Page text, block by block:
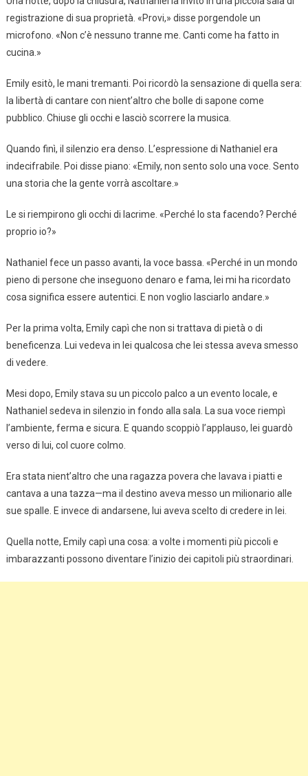
registrazione di sua proprietà. «Provi,» disse porgendole un
microfono. «Non c’è nessuno tranne me. Canti come ha fatto in
cucina.»
Emily esitò, le mani tremanti. Poi ricordò la sensazione di quella sera:
la libertà di cantare con nient’altro che bolle di sapone come
pubblico. Chiuse gli occhi e lasciò scorrere la musica.
Quando finì, il silenzio era denso. L’espressione di Nathaniel era
indecifrabile. Poi disse piano: «Emily, non sento solo una voce. Sento
una storia che la gente vorrà ascoltare.»
Le si riempirono gli occhi di lacrime. «Perché lo sta facendo? Perché
proprio io?»
Nathaniel fece un passo avanti, la voce bassa. «Perché in un mondo
pieno di persone che inseguono denaro e fama, lei mi ha ricordato
cosa significa essere autentici. E non voglio lasciarlo andare.»
Per la prima volta, Emily capì che non si trattava di pietà o di
beneficenza. Lui vedeva in lei qualcosa che lei stessa aveva smesso
di vedere.
Mesi dopo, Emily stava su un piccolo palco a un evento locale, e
Nathaniel sedeva in silenzio in fondo alla sala. La sua voce riempì
l’ambiente, ferma e sicura. E quando scoppiò l’applauso, lei guardò
verso di lui, col cuore colmo.
Era stata nient’altro che una ragazza povera che lavava i piatti e
cantava a una tazza—ma il destino aveva messo un milionario alle
sue spalle. E invece di andarsene, lui aveva scelto di credere in lei.
Quella notte, Emily capì una cosa: a volte i momenti più piccoli e
imbarazzanti possono diventare l’inizio dei capitoli più straordinari.